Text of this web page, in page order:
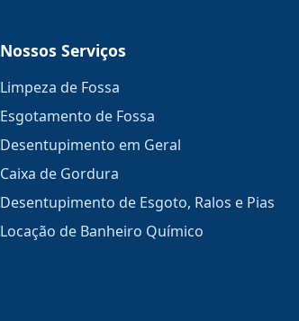
Nossos Serviços
Limpeza de Fossa
Esgotamento de Fossa
Desentupimento em Geral
Caixa de Gordura
Desentupimento de Esgoto, Ralos e Pias
Locação de Banheiro Químico